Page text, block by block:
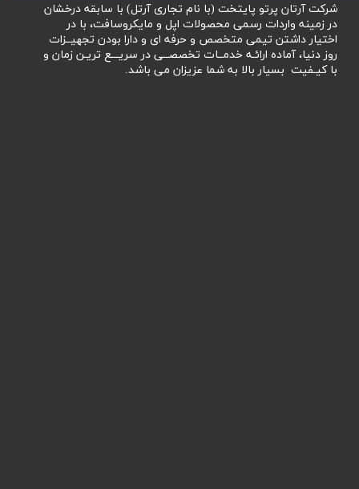
شرکت آرتان پرتو پایتخت (با نام تجاری آرتل) با سابقه درخشان
در زمینه واردات رسمی محصولات اپل و مایکروسافت، با در
اختیار داشتن تیمی متخصص و حرفه ای و دارا بودن تجهیــزات
روز دنیا، آماده ارائـه خدمــات تخصصــی در سریـــع تریـن زمان و
با کیـفیت بسیار بالا به شما عزیزان می باشد.